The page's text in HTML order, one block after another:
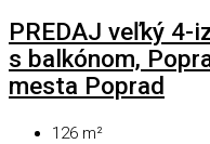
PREDAJ veľký 4-
s balkónom,
mesta Poprad
126 m²